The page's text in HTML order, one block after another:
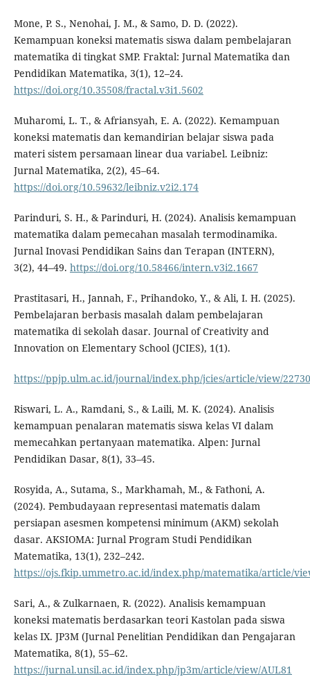
Mone, P. S., Nenohai, J. M., & Samo, D. D. (2022).
Kemampuan koneksi matematis siswa dalam pembelajaran
matematika di tingkat SMP. Fraktal: Jurnal Matematika dan
Pendidikan Matematika, 3(1), 12–24.
https://doi.org/10.35508/fractal.v3i1.5602
Muharomi, L. T., & Afriansyah, E. A. (2022). Kemampuan
koneksi matematis dan kemandirian belajar siswa pada
materi sistem persamaan linear dua variabel. Leibniz:
Jurnal Matematika, 2(2), 45–64.
https://doi.org/10.59632/leibniz.v2i2.174
Parinduri, S. H., & Parinduri, H. (2024). Analisis kemampuan
matematika dalam pemecahan masalah termodinamika.
Jurnal Inovasi Pendidikan Sains dan Terapan (INTERN),
3(2), 44–49. https://doi.org/10.58466/intern.v3i2.1667
Prastitasari, H., Jannah, F., Prihandoko, Y., & Ali, I. H. (2025).
Pembelajaran berbasis masalah dalam pembelajaran
matematika di sekolah dasar. Journal of Creativity and
Innovation on Elementary School (JCIES), 1(1).
https://ppjp.ulm.ac.id/journal/index.php/jcies/article/view/22730
Riswari, L. A., Ramdani, S., & Laili, M. K. (2024). Analisis
kemampuan penalaran matematis siswa kelas VI dalam
memecahkan pertanyaan matematika. Alpen: Jurnal
Pendidikan Dasar, 8(1), 33–45.
Rosyida, A., Sutama, S., Markhamah, M., & Fathoni, A.
(2024). Pembudayaan representasi matematis dalam
persiapan asesmen kompetensi minimum (AKM) sekolah
dasar. AKSIOMA: Jurnal Program Studi Pendidikan
Matematika, 13(1), 232–242.
https://ojs.fkip.ummetro.ac.id/index.php/matematika/article/
Sari, A., & Zulkarnaen, R. (2022). Analisis kemampuan
koneksi matematis berdasarkan teori Kastolan pada siswa
kelas IX. JP3M (Jurnal Penelitian Pendidikan dan Pengajaran
Matematika, 8(1), 55–62.
https://jurnal.unsil.ac.id/index.php/jp3m/article/view/AUL81